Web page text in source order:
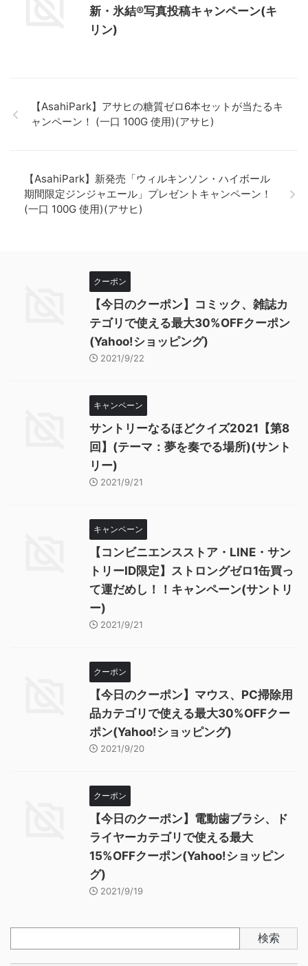
新・氷結®写真投稿キャンペーン(キ
リン)
【AsahiPark】アサヒの糖質ゼロ6本セットが当たるキ
ャンペーン！ (一口 100G 使用)(アサヒ)
【AsahiPark】新発売「ウィルキンソン・ハイボール
期間限定ジンジャエール」プレゼントキャンペーン！
(一口 100G 使用)(アサヒ)
クーポン
【今日のクーポン】コミック、雑誌カ
テゴリで使える最大30%OFFクーポン
(Yahoo!ショッピング)
2021/9/22
キャンペーン
サントリーなるほどクイズ2021【第8
回】(テーマ：夢を奏でる場所)(サント
リー)
2021/9/21
キャンペーン
【コンビニエンスストア・LINE・サン
トリーID限定】ストロングゼロ1缶買っ
て運だめし！！キャンペーン(サントリ
ー)
2021/9/21
クーポン
【今日のクーポン】マウス、PC掃除用
品カテゴリで使える最大30%OFFクー
ポン(Yahoo!ショッピング)
2021/9/20
クーポン
【今日のクーポン】電動歯ブラシ、ド
ライヤーカテゴリで使える最大
15%OFFクーポン(Yahoo!ショッピン
グ)
2021/9/19
検索